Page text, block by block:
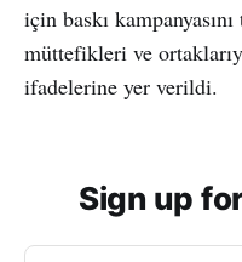
için baskı
müttefikleri ve
ifadelerine yer verildi.
Sign up